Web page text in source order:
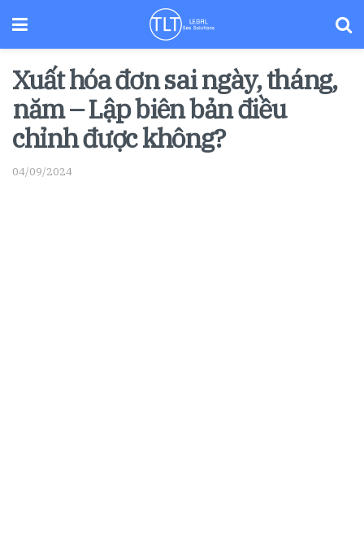
Xuất hóa đơn sai ngày, tháng,
năm – Lập biên bản điều
chỉnh được không?
04/09/2024